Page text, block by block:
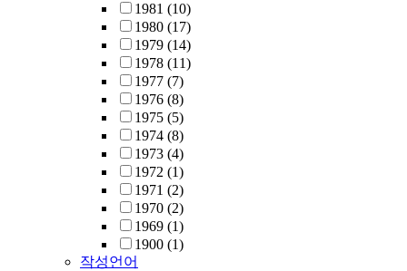
1981 (10)
1980 (17)
1979 (14)
1978 (11)
1977 (7)
1976 (8)
1975 (5)
1974 (8)
1973 (4)
1972 (1)
1971 (2)
1970 (2)
1969 (1)
1900 (1)
작성언어